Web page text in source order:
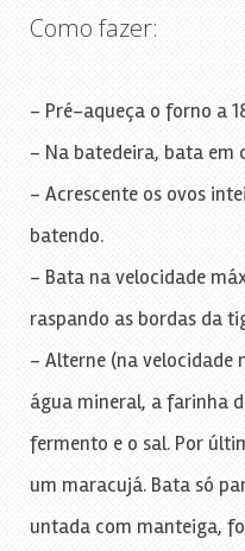
Como fazer:
– Pré-aqueça o forno a
– Na batedeira, bata em
– Acrescente os ovos
batendo.
– Bata na velocidade
raspando as bordas da
– Alterne (na velocidade
água mineral, a farinha
fermento e o sal. Por
um maracujá. Bata só
untada com manteiga,